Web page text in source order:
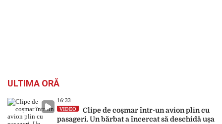
ULTIMA ORĂ
16:33
VIDEO
Clipe de coșmar într-un avion plin cu
pasageri. Un bărbat a încercat să deschidă ușa